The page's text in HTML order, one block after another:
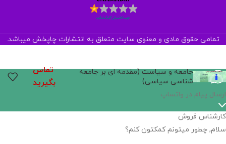
تمامی حقوق مادی و معنوی سایت متعلق به انتشارات چاپخش میباشد.
جامعه و سیاست (مقدمه ای بر جامعه
شناسی سیاسی)
تماس
بگیرید
ارسال پیام در واتساپ
کارشناس فروش
سلام, چطور میتونم کمکتون کنم؟